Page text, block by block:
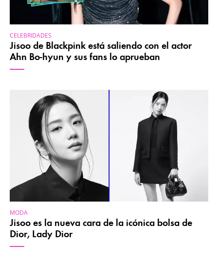
CELEBRIDADES
Jisoo de Blackpink está saliendo con el actor
Ahn Bo-hyun y sus fans lo aprueban
MODA
Jisoo es la nueva cara de la icónica bolsa de
Dior, Lady Dior